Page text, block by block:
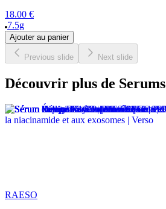
18.00 €
7.5g
Ajouter au panier
Previous slide Next slide
Découvrir plus de Serums
RAESO